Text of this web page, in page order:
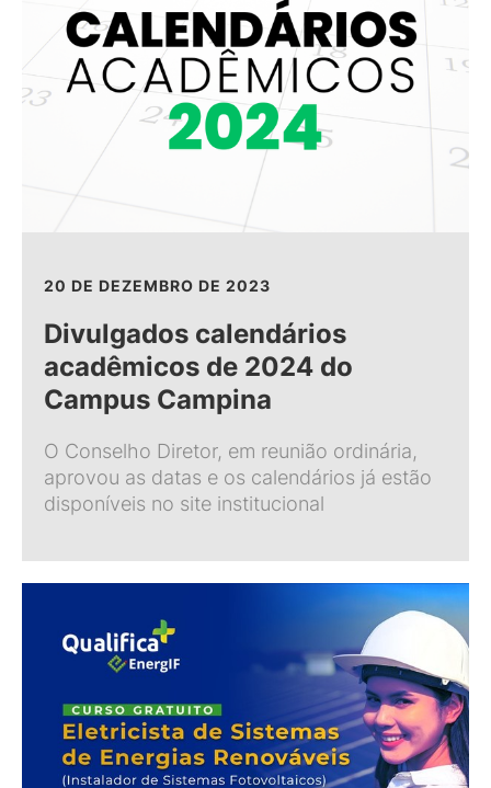
20 DE DEZEMBRO DE 2023
Divulgados calendários
acadêmicos de 2024 do
Campus Campina
O Conselho Diretor, em reunião ordinária,
aprovou as datas e os calendários já estão
disponíveis no site institucional